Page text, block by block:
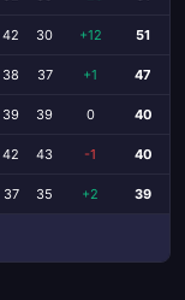
42 30 +12 51
38 37 +1 47
39 39 0 40
42 43 -1 40
37 35 +2 39